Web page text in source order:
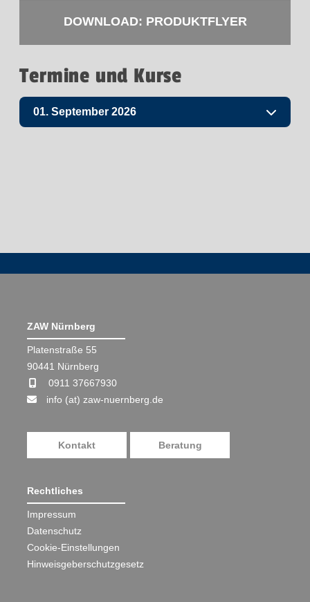
DOWNLOAD: PRODUKTFLYER
Termine und Kurse
01. September 2026
ZAW Nürnberg
Platenstraße 55
90441 Nürnberg
0911 37667930
info (at) zaw-nuernberg.de
Kontakt Beratung
Rechtliches
Impressum
Datenschutz
Cookie-Einstellungen
Hinweisgeberschutzgesetz